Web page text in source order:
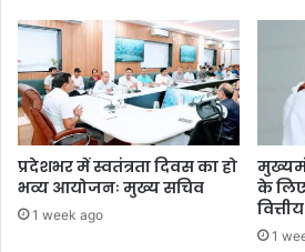
प्रदेशभर में स्वतंत्रता दिवस का हो
भव्य आयोजनः मुख्य सचिव
1 week ago
के लिए
1